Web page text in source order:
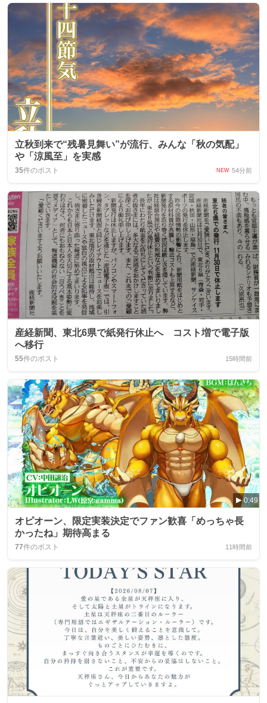
立秋到来で“残暑見舞い”が流行、みんな「秋の気配」
や「涼風至」を実感
35件のポスト NEW 54分前
産経新聞、東北6県で紙発行休止へ コスト増で電子版
へ移行
55件のポスト 15時間前
0:49
オピオーン、限定実装決定でファン歓喜「めっちゃ長
かったね」期待高まる
77件のポスト 11時間前